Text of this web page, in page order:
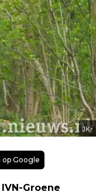
JKr
op Google
Groene